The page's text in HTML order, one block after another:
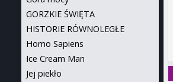
GORZKIE ŚWIĘTA
HISTORIE RÓWNOLEGŁE
Homo Sapiens
Ice Cream Man
Jej piekło